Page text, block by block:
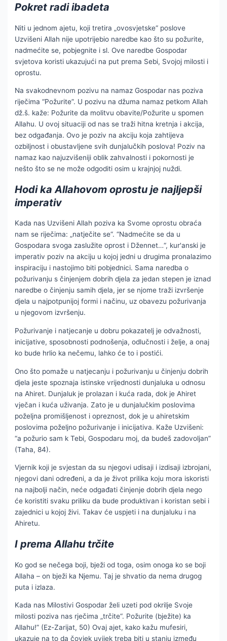
Pokret radi ibadeta
Niti u jednom ajetu, koji tretira „ovosvjetske“ poslove
Uzvišeni Allah nije upotrijebio naredbe kao što su požurite,
nadmećite se, pobjegnite i sl. Ove naredbe Gospodar
svjetova koristi ukazujući na put prema Sebi, Svojoj milosti i
oprostu.
Na svakodnevnom pozivu na namaz Gospodar nas poziva
riječima “Požurite”. U pozivu na džuma namaz petkom Allah
dž.š. kaže: Požurite da molitvu obavite/Požurite u spomen
Allahu. U ovoj situaciji od nas se traži hitna kretnja i akcija,
bez odgađanja. Ovo je poziv na akciju koja zahtijeva
ozbiljnost i obustavljene svih dunjalučkih poslova! Poziv na
namaz kao najuzvišeniji oblik zahvalnosti i pokornosti je
nešto što se ne može odgoditi osim u krajnjoj nuždi.
Hodi ka Allahovom oprostu je najljepši
imperativ
Kada nas Uzvišeni Allah poziva ka Svome oprostu obraća
nam se riječima: „natječite se“. “Nadmećite se da u
Gospodara svoga zaslužite oprost i Džennet…“, kur'anski je
imperativ poziv na akciju u kojoj jedni u drugima pronalazimo
inspiraciju i nastojimo biti pobjednici. Sama naredba o
požurivanju s činjenjem dobrih djela za jedan stepen je iznad
naredbe o činjenju samih djela, jer se njome traži izvršenje
djela u najpotpunijoj formi i načinu, uz obavezu požurivanja
u njegovom izvršenju.
Požurivanje i natjecanje u dobru pokazatelj je odvažnosti,
inicijative, sposobnosti podnošenja, odlučnosti i želje, a onaj
ko bude hrlio ka nečemu, lahko će to i postići.
Ono što pomaže u natjecanju i požurivanju u činjenju dobrih
djela jeste spoznaja istinske vrijednosti dunjaluka u odnosu
na Ahiret. Dunjaluk je prolazan i kuća rada, dok je Ahiret
vječan i kuća uživanja. Zato je u dunjalučkim poslovima
poželjna promišljenost i opreznost, dok je u ahiretskim
poslovima poželjno požurivanje i inicijativa. Kaže Uzvišeni:
“a požurio sam k Tebi, Gospodaru moj, da budeš zadovoljan”
(Taha, 84).
Vjernik koji je svjestan da su njegovi udisaji i izdisaji izbrojani,
njegovi dani određeni, a da je život prilika koju mora iskoristi
na najbolji način, neće odgađati činjenje dobrih djela nego
će koristiti svaku priliku da bude produktivan i koristan sebi i
zajednici u kojoj živi. Takav će uspjeti i na dunjaluku i na
Ahiretu.
I prema Allahu trčite
Ko god se nečega boji, bježi od toga, osim onoga ko se boji
Allaha – on bježi ka Njemu. Taj je shvatio da nema drugog
puta i izlaza.
Kada nas Milostivi Gospodar želi uzeti pod okrilje Svoje
milosti poziva nas rječima „trčite“. Požurite (bježite) ka
Allahu!” (Ez-Zarijat, 50) Ovaj ajet, kako kažu mufesiri,
ukazuje na to da čovjek uvijek treba biti u stanju između